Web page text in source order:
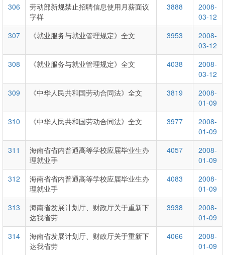
306
劳动部新规禁止招聘信息使用月薪面议
字样
3888
2008-
03-12
307
《就业服务与就业管理规定》全文 3953
2008-
03-12
308
《就业服务与就业管理规定》全文 4038
2008-
03-12
309
《中华人民共和国劳动合同法》全文 3819
2008-
01-09
310
《中华人民共和国劳动合同法》全文 3977
2008-
01-09
311
海南省省内普通高等学校应届毕业生办
理就业手
4057
2008-
01-09
312
海南省省内普通高等学校应届毕业生办
理就业手
4083
2008-
01-09
313
海南省发展计划厅、财政厅关于重新下
达我省劳
3938
2008-
01-09
314
海南省发展计划厅、财政厅关于重新下
达我省劳
4066
2008-
01-09